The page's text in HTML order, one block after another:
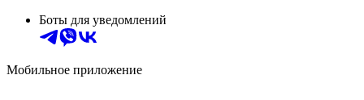
Боты для уведомлений
Мобильное приложение